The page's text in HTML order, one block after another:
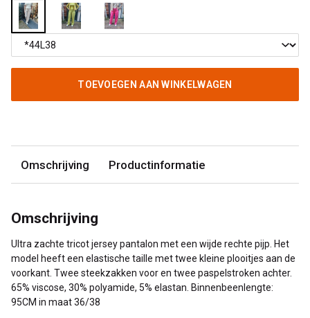
TOEVOEGEN AAN WINKELWAGEN
Omschrijving Productinformatie
Omschrijving
Ultra zachte tricot jersey pantalon met een wijde rechte pijp. Het
model heeft een elastische taille met twee kleine plooitjes aan de
voorkant. Twee steekzakken voor en twee paspelstroken achter.
65% viscose, 30% polyamide, 5% elastan. Binnenbeenlengte:
95CM in maat 36/38